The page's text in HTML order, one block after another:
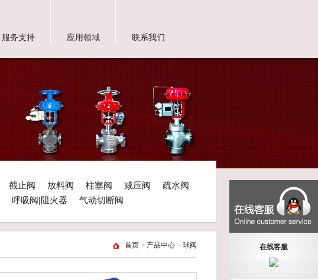
服务支持 应用领域 联系我们
截止阀 放料阀 柱塞阀 减压阀
疏水阀
呼吸阀|阻火器 气动切断阀
首页 > 产品中心 >球阀 在线客服